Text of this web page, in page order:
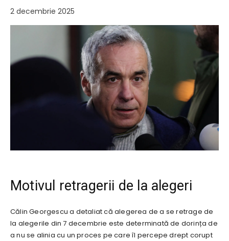
2 decembrie 2025
Motivul retragerii de la alegeri
Călin Georgescu a detaliat că alegerea de a se retrage de
la alegerile din 7 decembrie este determinată de dorința de
a nu se alinia cu un proces pe care îl percepe drept corupt